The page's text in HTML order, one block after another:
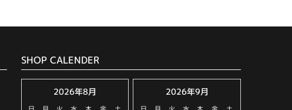
SHOP CALENDER
2026年8月 2026年9月